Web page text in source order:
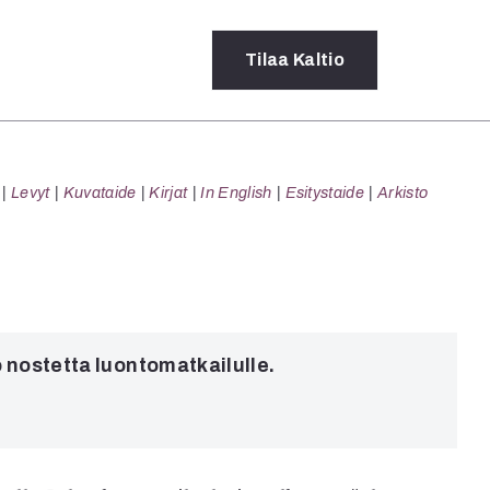
Tilaa Kaltio
Levyt Kuvataide Kirjat In English Esitystaide Arkisto
nostetta luontomatkailulle.